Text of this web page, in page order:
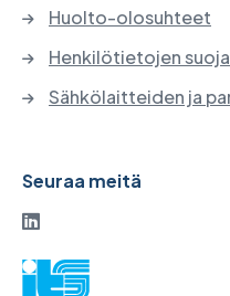
Huolto-olosuhteet
Henkilötietojen suoja
Sähkölaitteiden ja
Seuraa meitä